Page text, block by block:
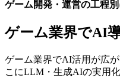
ゲーム開発・運営の工程
ゲーム業界でAI
ゲーム業界でAI活用が広が
こにLLM・生成AIの実用